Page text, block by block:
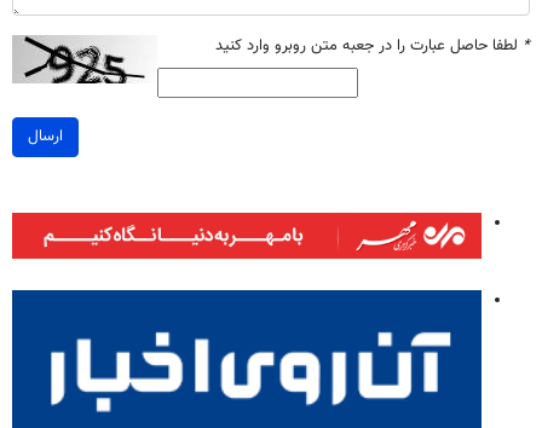
* لطفا حاصل عبارت را در جعبه متن روبرو وارد کنید
ارسال